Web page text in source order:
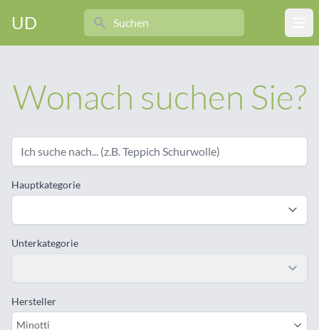
UD
Search
Wonach suchen Sie?
Hauptkategorie
Unterkategorie
Hersteller
Minotti